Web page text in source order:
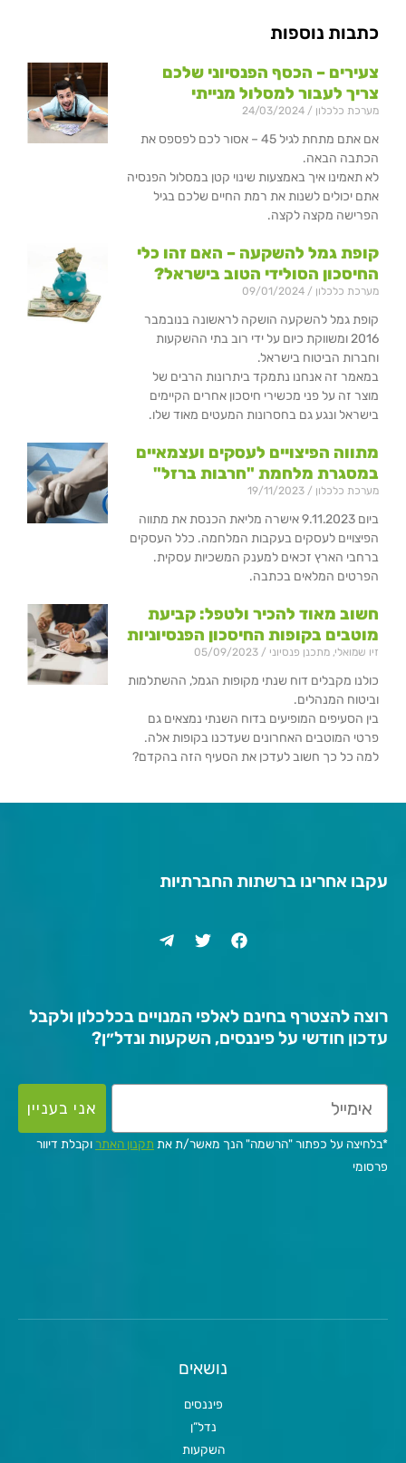
כתבות נוספות
צעירים – הכסף הפנסיוני שלכם
צריך לעבור למסלול מנייתי
מערכת כלכלון
אם אתם מתחת לגיל 45 – אסור לכם לפספס את
הכתבה הבאה.
לא תאמינו איך באמצעות שינוי קטן במסלול הפנסיה
אתם יכולים לשנות את רמת החיים שלכם בגיל
הפרישה מקצה לקצה.
קופת גמל להשקעה – האם זהו כלי
החיסכון הסולידי הטוב בישראל?
מערכת כלכלון
קופת גמל להשקעה הושקה לראשונה בנובמבר
2016 ומשווקת כיום על ידי רוב בתי ההשקעות
וחברות הביטוח בישראל.
במאמר זה אנחנו נתמקד ביתרונות הרבים של
מוצר זה על פני מכשירי חיסכון אחרים הקיימים
בישראל ונגע גם בחסרונות המעטים מאוד שלו.
מתווה הפיצויים לעסקים ועצמאיים
במסגרת מלחמת "חרבות ברזל"
מערכת כלכלון
ביום 9.11.2023 אישרה מליאת הכנסת את מתווה
הפיצויים לעסקים בעקבות המלחמה. כלל העסקים
ברחבי הארץ זכאים למענק המשכיות עסקית.
הפרטים המלאים בכתבה.
חשוב מאוד להכיר ולטפל: קביעת
מוטבים בקופות החיסכון הפנסיוניות
זיו שמואלי, מתכנן פנסיוני
כולנו מקבלים דוח שנתי מקופות הגמל, ההשתלמות
וביטוח המנהלים.
בין הסעיפים המופיעים בדוח השנתי נמצאים גם
פרטי המוטבים האחרונים שעדכנו בקופות אלה.
למה כל כך חשוב לעדכן את הסעיף הזה בהקדם?
עקבו אחרינו ברשתות החברתיות
רוצה להצטרף בחינם לאלפי המנויים בכלכלון ולקבל
עדכון חודשי על פיננסים, השקעות ונדל״ן?
אני בעניין
*בלחיצה על כפתור "הרשמה" הנך מאשר/ת את תקנון האתר וקבלת דיוור
פרסומי
נושאים
פיננסים
נדל”ן
השקעות